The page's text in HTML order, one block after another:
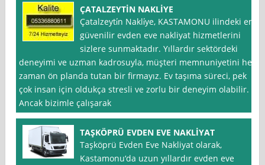
ÇATALZEYTİN NAKLİYE
Çatalzeyti̇n Nakli̇ye, KASTAMONU ilindeki en
güvenilir evden eve nakliyat hizmetlerini
sizlere sunmaktadır. Yıllardır sektördeki
deneyimi ve uzman kadrosuyla, müşteri memnuniyetini her
zaman ön planda tutan bir firmayız. Ev taşıma süreci, pek
çok insan için oldukça stresli ve zorlu bir deneyim olabilir.
Ancak bizimle çalışarak
TAŞKÖPRÜ EVDEN EVE NAKLİYAT
Taşköprü Evden Eve Nakliyat olarak,
Kastamonu‘da uzun yıllardır evden eve